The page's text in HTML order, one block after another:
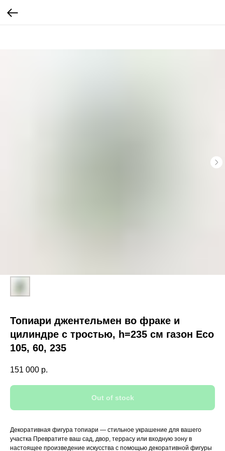
Топиари джентельмен во фраке и
цилиндре с тростью, h=235 см газон Eco
105, 60, 235
151 000 р.
Out of stock
Декоративная фигура топиари — стильное украшение для вашего
участка Превратите ваш сад, двор, террасу или входную зону в
настоящее произведение искусства с помощью декоративной фигуры